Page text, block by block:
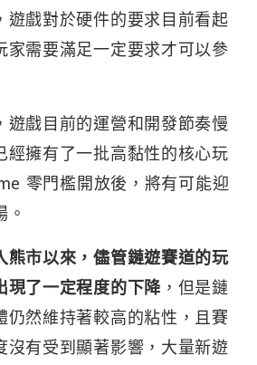
遊戲對於硬件的要求目前看起
家需要滿足一定要求才可以參
遊戲目前的運營和開發節奏慢
經擁有了一批高黏性的核心玩
零門檻開放後，將有可能迎
熊市以來，儘管鏈遊賽道的玩
現了一定程度的下降，但是鏈
仍然維持著較高的粘性，且賽
沒有受到顯著影響，大量新遊